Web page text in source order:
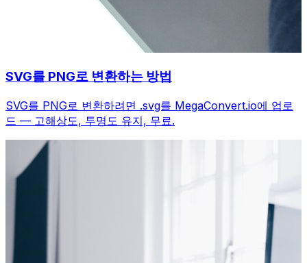
SVG를 PNG로 변환하는 방법
SVG를 PNG로 변환하려면 .svg를 MegaConvert.io에 업로
드 — 고해상도, 투명도 유지, 무료.